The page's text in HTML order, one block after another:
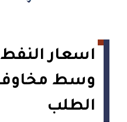
اسعار
وسط
الطلب